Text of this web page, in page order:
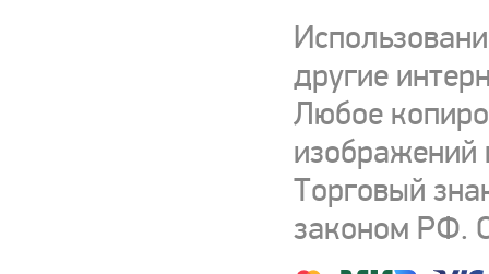
другие
Любое
изображений
Торговый
законом РФ.